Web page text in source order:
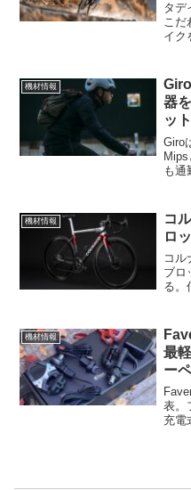
タデ
こだ
イク
の
ガ
気に
る。
機材情報
器
ッ
Giro
も通
れ
る
の
機材情報
コ
ロ
コル
ブロ
る。
供
に
けら
とが
機材情報
最
ー
表。
充電
度